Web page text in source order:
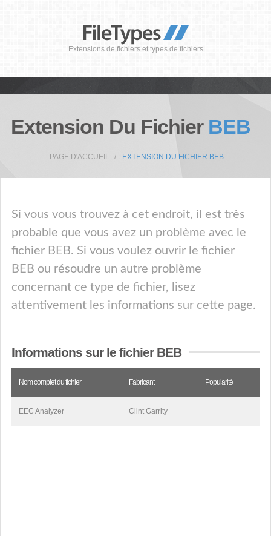
Extensions de fichiers et types de fichiers
Extension Du Fichier BEB
PAGE D'ACCUEIL EXTENSION DU FICHIER BEB
Si vous vous trouvez à cet endroit, il est très
probable que vous avez un problème avec le
fichier BEB. Si vous voulez ouvrir le fichier
BEB ou résoudre un autre problème
concernant ce type de fichier, lisez
attentivement les informations sur cette page.
Informations sur le fichier BEB
Nom complet du fichier Fabricant Popularité
EEC Analyzer Clint Garrity